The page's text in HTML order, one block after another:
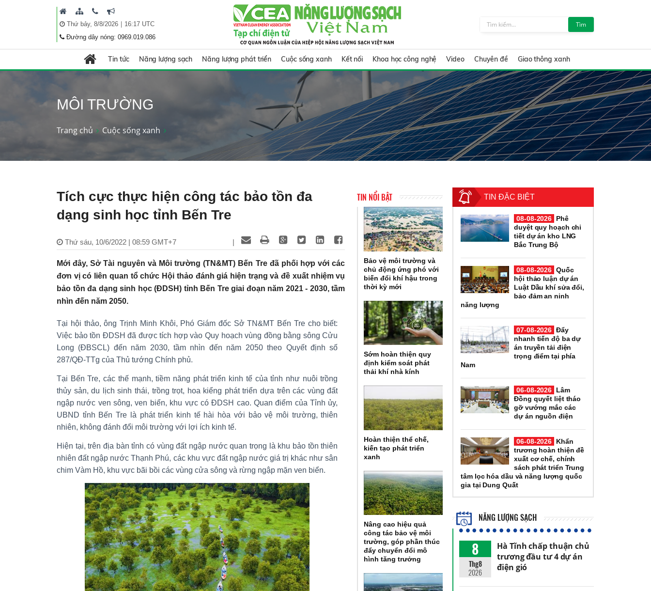
Thứ bảy, 8/8/2026| 16:17 UTC
Đường dây nóng: 0969.019.086
Tìm
Tin tức Năng lượng sạch Năng lượng phát triển Cuộc sống xanh Kết nối Khoa học công nghệ Video Chuyên đề Giao thông xanh
MÔI TRƯỜNG
Trang chủ Cuộc sống xanh
Tích cực thực hiện công tác bảo tồn đa
dạng sinh học tỉnh Bến Tre
Thứ sáu, 10/6/2022 | 08:59 GMT+7 |
Mới đây, Sở Tài nguyên và Môi trường (TN&MT) Bến Tre đã phối hợp với các
đơn vị có liên quan tổ chức Hội thảo đánh giá hiện trạng và đề xuất nhiệm vụ
bảo tồn đa dạng sinh học (ĐDSH) tỉnh Bến Tre giai đoạn năm 2021 - 2030, tầm
nhìn đến năm 2050.
Tại hội thảo, ông Trịnh Minh Khôi, Phó Giám đốc Sở TN&MT Bến Tre cho biết:
Việc bảo tồn ĐDSH đã được tích hợp vào Quy hoạch vùng đồng bằng sông Cửu
Long (ĐBSCL) đến năm 2030, tầm nhìn đến năm 2050 theo Quyết định số
287/QĐ-TTg của Thủ tướng Chính phủ.
Tại Bến Tre, các thế mạnh, tiềm năng phát triển kinh tế của tỉnh như nuôi trồng
thủy sản, du lịch sinh thái, trồng trọt, hoa kiểng phát triển dựa trên các vùng đất
ngập nước ven sông, ven biển, khu vực có ĐDSH cao. Quan điểm của Tỉnh ủy,
UBND tỉnh Bến Tre là phát triển kinh tế hài hòa với bảo vệ môi trường, thiên
nhiên, không đánh đổi môi trường với lợi ích kinh tế.
Hiện tại, trên địa bàn tỉnh có vùng đất ngập nước quan trọng là khu bảo tồn thiên
nhiên đất ngập nước Thạnh Phú, các khu vực đất ngập nước giá trị khác như sân
chim Vàm Hồ, khu vực bãi bồi các vùng cửa sông và rừng ngập mặn ven biển.
TIN NỔI BẬT
Bảo vệ môi trường và
chủ động ứng phó với
biến đổi khí hậu trong
thời kỳ mới
Sớm hoàn thiện quy
định kiểm soát phát
thải khí nhà kính
Hoàn thiện thể chế,
kiến tạo phát triển
xanh
Nâng cao hiệu quả
công tác bảo vệ môi
trường, góp phần thúc
đẩy chuyển đổi mô
hình tăng trưởng
TIN ĐẶC BIỆT
08-08-2026
Phê
duyệt quy hoạch chi
tiết dự án kho LNG
Bắc Trung Bộ
08-08-2026 Quốc
hội thảo luận dự án
Luật Dầu khí sửa đổi,
bảo đảm an ninh
năng lượng
07-08-2026 Đẩy
nhanh tiến độ ba dự
án truyền tải điện
trọng điểm tại phía
Nam
06-08-2026
Lâm
Đồng quyết liệt tháo
gỡ vướng mắc các
dự án nguồn điện
06-08-2026
Khẩn
trương hoàn thiện đề
xuất cơ chế, chính
sách phát triển Trung
tâm lọc hóa dầu và năng lượng quốc
gia tại Dung Quất
NĂNG LƯỢNG SẠCH
8
Thg8
2026
Hà Tĩnh chấp thuận chủ
trương đầu tư 4 dự án
điện gió